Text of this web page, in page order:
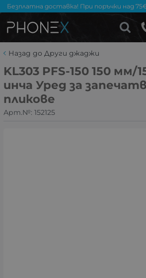
Безплатна доставка! При поръчки над
Назад до Други джаджи
KL303 PFS-150 150 мм/
инча Уред за
пликове
Арт.№: 152125